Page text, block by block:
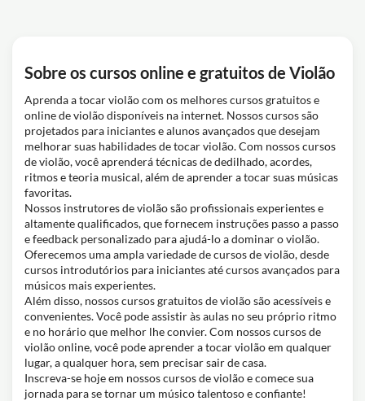
Sobre os cursos online e gratuitos de Violão
Aprenda a tocar violão com os melhores cursos gratuitos e
online de violão disponíveis na internet. Nossos cursos são
projetados para iniciantes e alunos avançados que desejam
melhorar suas habilidades de tocar violão. Com nossos cursos
de violão, você aprenderá técnicas de dedilhado, acordes,
ritmos e teoria musical, além de aprender a tocar suas músicas
favoritas.
Nossos instrutores de violão são profissionais experientes e
altamente qualificados, que fornecem instruções passo a passo
e feedback personalizado para ajudá-lo a dominar o violão.
Oferecemos uma ampla variedade de cursos de violão, desde
cursos introdutórios para iniciantes até cursos avançados para
músicos mais experientes.
Além disso, nossos cursos gratuitos de violão são acessíveis e
convenientes. Você pode assistir às aulas no seu próprio ritmo
e no horário que melhor lhe convier. Com nossos cursos de
violão online, você pode aprender a tocar violão em qualquer
lugar, a qualquer hora, sem precisar sair de casa.
Inscreva-se hoje em nossos cursos de violão e comece sua
jornada para se tornar um músico talentoso e confiante!